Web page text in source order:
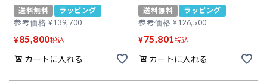
送料無料
ラッピング
参考価格 ¥139,700
¥85,800税込
カートに入れる
送料無料
ラッピング
参考価格 ¥126,500
¥75,801 税込
カートに入れる